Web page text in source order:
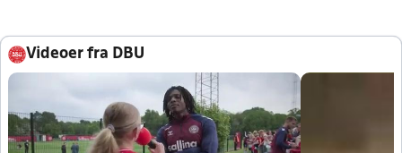
Videoer fra DBU